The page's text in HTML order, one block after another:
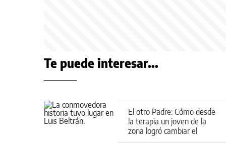
Te puede interesar...
El otro Padre: Cómo desde
la terapia un joven de la
zona logró cambiar el
rumbo de una causa judicial